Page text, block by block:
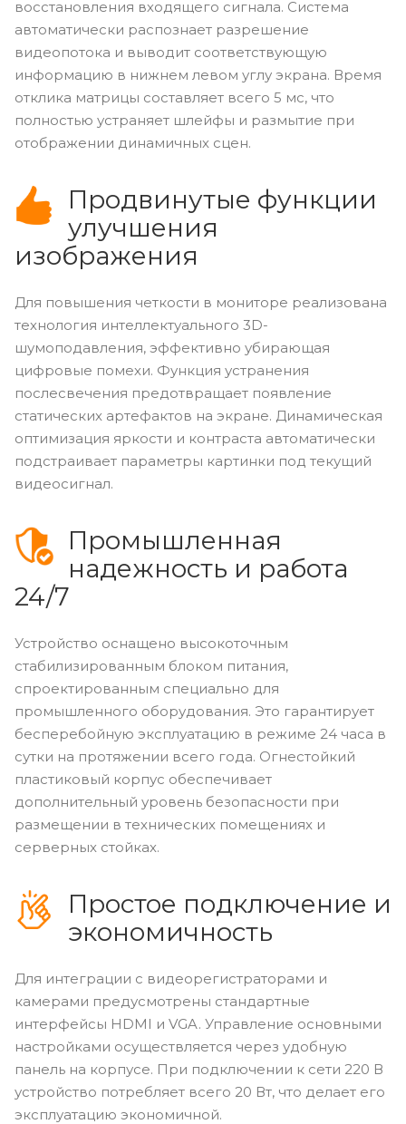
восстановления входящего сигнала. Система
автоматически распознает разрешение
видеопотока и выводит соответствующую
информацию в нижнем левом углу экрана. Время
отклика матрицы составляет всего 5 мс, что
полностью устраняет шлейфы и размытие при
отображении динамичных сцен.
Продвинутые функции
улучшения
изображения
Для повышения четкости в мониторе реализована
технология интеллектуального 3D-
шумоподавления, эффективно убирающая
цифровые помехи. Функция устранения
послесвечения предотвращает появление
статических артефактов на экране. Динамическая
оптимизация яркости и контраста автоматически
подстраивает параметры картинки под текущий
видеосигнал.
Промышленная
надежность и работа
24/7
Устройство оснащено высокоточным
стабилизированным блоком питания,
спроектированным специально для
промышленного оборудования. Это гарантирует
бесперебойную эксплуатацию в режиме 24 часа в
сутки на протяжении всего года. Огнестойкий
пластиковый корпус обеспечивает
дополнительный уровень безопасности при
размещении в технических помещениях и
серверных стойках.
Простое подключение и
экономичность
Для интеграции с видеорегистраторами и
камерами предусмотрены стандартные
интерфейсы HDMI и VGA. Управление основными
настройками осуществляется через удобную
панель на корпусе. При подключении к сети 220 В
устройство потребляет всего 20 Вт, что делает его
эксплуатацию экономичной.